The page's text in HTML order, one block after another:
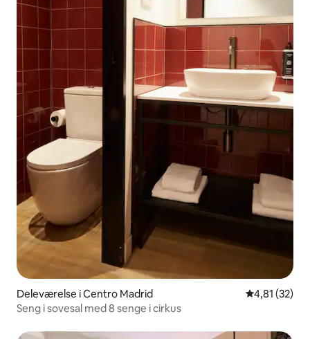
Deleværelse i Centro Madrid 4,81 ud af 5
4,81 (32)
Seng i sovesal med 8 senge i cirkus